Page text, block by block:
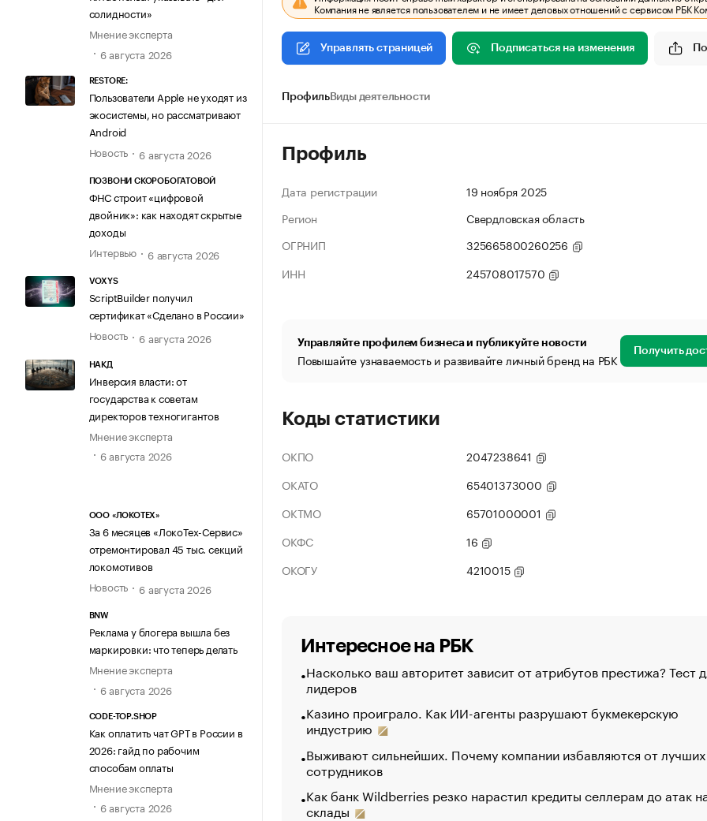
солидности»
Мнение эксперта
6 августа 2026
RESTORE:
Пользователи Apple не уходят из
экосистемы, но рассматривают
Android
Новость
6 августа 2026
ПОЗВОНИ СКОРОБОГАТОВОЙ
ФНС строит «цифровой
двойник»: как находят скрытые
доходы
Интервью
6 августа 2026
VOXYS
ScriptBuilder получил
сертификат «Сделано в России»
Новость
6 августа 2026
НАКД
Инверсия власти: от
государства к советам
директоров техногигантов
Мнение эксперта
6 августа 2026
ООО «ЛОКОТЕХ»
За 6 месяцев «ЛокоТех-Сервис»
отремонтировал 45 тыс. секций
локомотивов
Новость
6 августа 2026
BNW
Реклама у блогера вышла без
маркировки: что теперь делать
Мнение эксперта
6 августа 2026
CODE-TOP.SHOP
Как оплатить чат GPT в России в
2026: гайд по рабочим
способам оплаты
Мнение эксперта
6 августа 2026
Компания не является пользователем и не имеет деловых отношений с сервисом РБК
Управлять страницей Подписаться на изменения
ПрофильВиды деятельности
Профиль
Дата регистрации
19 ноября 2025
Регион
Свердловская область
ОГРНИП
325665800260256
ИНН
245708017570
Управляйте профилем бизнеса и публикуйте новости
Повышайте узнаваемость и развивайте личный бренд на РБК Получить
Коды статистики
ОКПО
2047238641
ОКАТО
65401373000
ОКТМО
65701000001
ОКФС
16
ОКОГУ
4210015
Интересное на РБК
Насколько ваш авторитет зависит от атрибутов престижа? Тест
лидеров
Казино проиграло. Как ИИ-агенты разрушают букмекерскую
индустрию
Выживают сильнейших. Почему компании избавляются от лучших
сотрудников
Как банк Wildberries резко нарастил кредиты селлерам до атак
склады